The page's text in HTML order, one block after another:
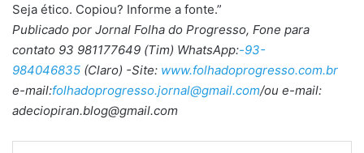
Seja ético. Copiou? Informe a fonte.”
Publicado por Jornal Folha do Progresso, Fone para
contato 93 981177649 (Tim) WhatsApp:-93-
984046835 (Claro) -Site: www.folhadoprogresso.com.br
e-mail:folhadoprogresso.jornal@gmail.com/ou e-mail:
adeciopiran.blog@gmail.com